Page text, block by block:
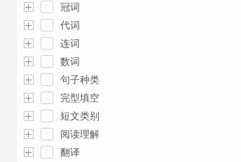
冠词
代词
连词
数词
句子种类
完型填空
短文类别
阅读理解
翻译